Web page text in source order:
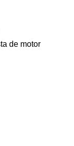
de motor